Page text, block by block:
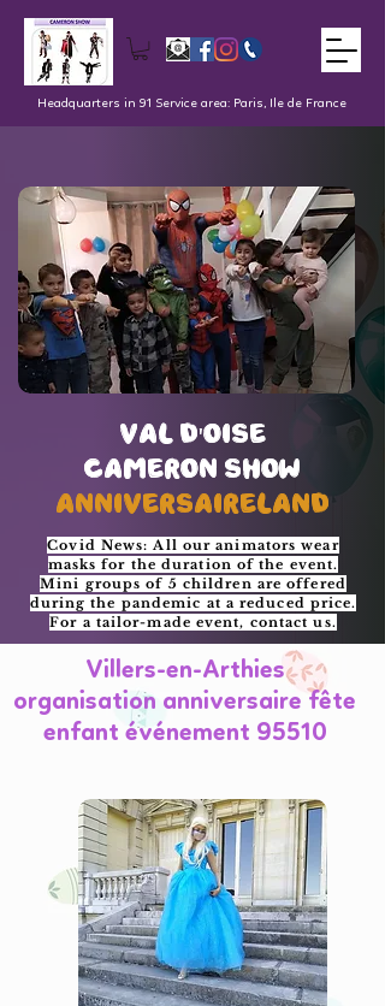
Headquarters in 91 Service area: Paris, Ile de France
val d'oise
Cameron Show
AnniversaireLand
val d'oise
Cameron Show
AnniversaireLand
Covid News: All our animators wear
masks for the duration of the event.
Mini groups of 5 children are offered
during the pandemic at a reduced price.
For a tailor-made event, contact us.
Villers-en-Arthies
organisation anniversaire fête
enfant événement 95510